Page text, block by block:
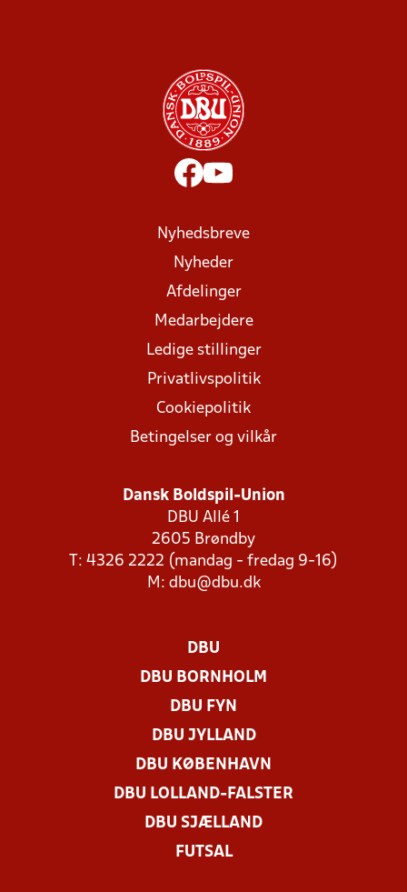
Nyhedsbreve
Nyheder
Afdelinger
Medarbejdere
Ledige stillinger
Privatlivspolitik
Cookiepolitik
Betingelser og vilkår
Dansk Boldspil-Union
DBU Allé 1
2605 Brøndby
T: 4326 2222 (mandag - fredag 9-16)
M: dbu@dbu.dk
DBU
DBU BORNHOLM
DBU FYN
DBU JYLLAND
DBU KØBENHAVN
DBU LOLLAND-FALSTER
DBU SJÆLLAND
FUTSAL